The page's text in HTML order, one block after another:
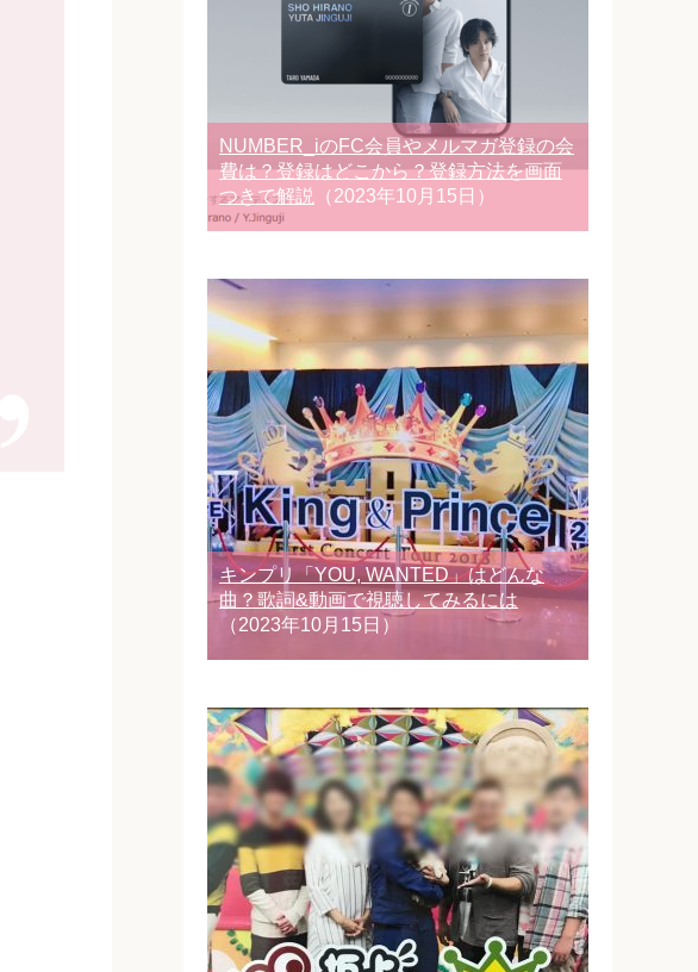
NUMBER_iのFC会員やメルマガ登録の会
費は？登録はどこから？登録方法を画面
つきで解説
（2023年10月15日）
キンプリ「YOU, WANTED」はどんな
曲？歌詞&動画で視聴してみるには
（2023年10月15日）